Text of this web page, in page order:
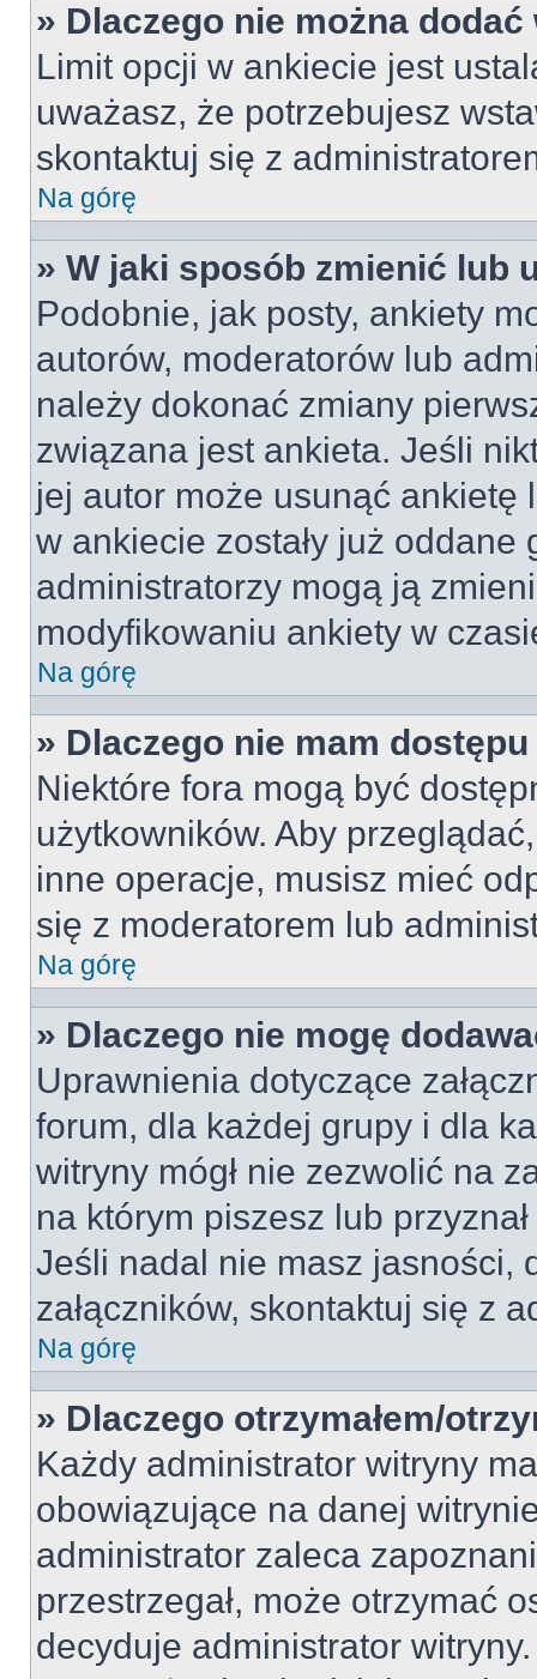
» Dlaczego nie można
Limit opcji w ankiecie jest
uważasz, że potrzebujesz
skontaktuj się z
Na górę
» W jaki sposób zmienić lub
Podobnie, jak posty, ankiety
autorów, moderatorów lub
należy dokonać zmiany
związana jest ankieta. Jeśli
jej autor może usunąć
w ankiecie zostały już oddane
administratorzy mogą ją
modyfikowaniu ankiety w
Na górę
» Dlaczego nie mam
Niektóre fora mogą być
użytkowników. Aby
inne operacje, musisz mieć
się z moderatorem lub
Na górę
» Dlaczego nie mogę
Uprawnienia dotyczące
forum, dla każdej grupy i dla
witryny mógł nie zezwolić na
na którym piszesz lub
Jeśli nadal nie masz jasności,
załączników, skontaktuj się z
Na górę
» Dlaczego otrzymałem/
Każdy administrator witryny
obowiązujące na danej
administrator zaleca
przestrzegał, może otrzymać
decyduje administrator